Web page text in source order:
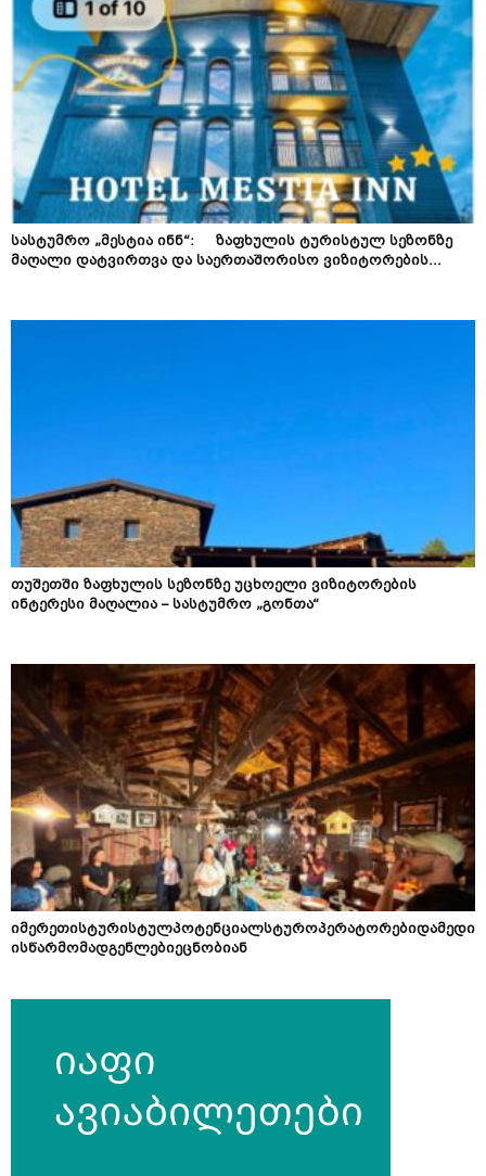
სასტუმრო „მესტია ინნ“: ზაფხულის ტურისტულ სეზონზე
მაღალი დატვირთვა და საერთაშორისო ვიზიტორების...
თუშეთში ზაფხულის სეზონზე უცხოელი ვიზიტორების
ინტერესი მაღალია – სასტუმრო „გონთა“
იმერეთისტურისტულპოტენციალსტუროპერატორებიდამედი
ისწარმომადგენლებიეცნობიან